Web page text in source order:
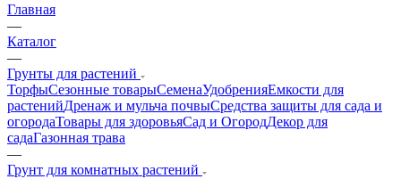
Главная
—
Каталог
—
Грунты для растений
ТорфыСезонные товарыСеменаУдобренияЕмкости для
растенийДренаж и мульча почвыСредства защиты для сада и
огородаТовары для здоровьяСад и ОгородДекор для
садаГазонная трава
—
Грунт для комнатных растений